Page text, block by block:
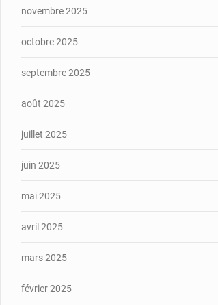
novembre 2025
octobre 2025
septembre 2025
août 2025
juillet 2025
juin 2025
mai 2025
avril 2025
mars 2025
février 2025